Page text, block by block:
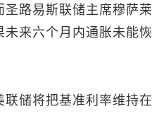
圣路易斯联储主席穆萨
未来六个月内通胀未能
储将把基准利率维持